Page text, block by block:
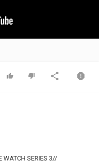
WATCH SERIES 3//